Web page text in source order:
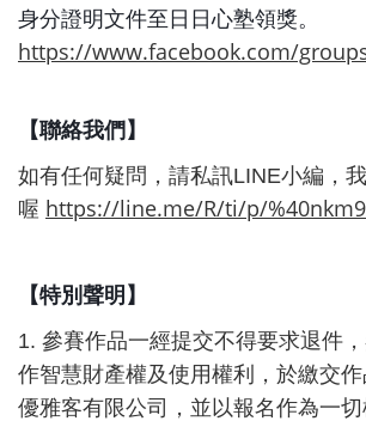
身分證明文件至日日心塾領獎。
https://www.facebook.com/
【聯絡我們】
如有任何疑問，請私訊LINE小編，
喔 https://line.me/R/ti/p/
【特別聲明】
1. 參賽作品一經提交不得要求退件
作智慧財產權及使用權利，於繳交
優雅客有限公司，並以報名作為一切